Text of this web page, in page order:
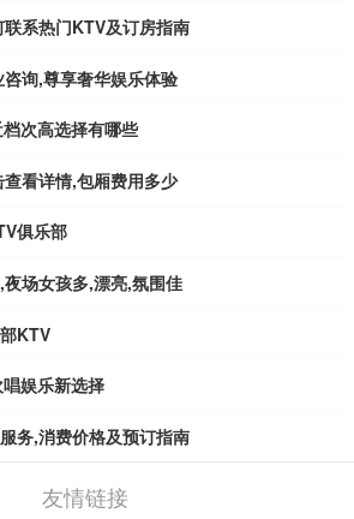
系热门KTV及订房指南
询,尊享奢华娱乐体验
次高选择有哪些
看详情,包厢费用多少
俱乐部
场女孩多,漂亮,氛围佳
KTV
娱乐新选择
务,消费价格及预订指南
友情链接